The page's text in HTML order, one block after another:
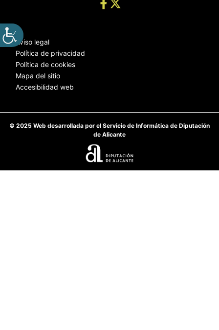
Aviso legal
Política de privacidad
Política de cookies
Mapa del sitio
Accesibilidad web
© 2025 Web desarrollada por el Servicio de Informática de Diputación
de Alicante